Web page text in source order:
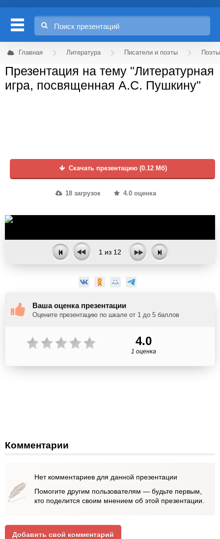
Главная Литература Писатели и поэты Поэты
Презентация на тему "Литературная
игра, посвященная А.С. Пушкину"
Скачать презентацию (0.12 Мб)
18 загрузок 4.0 оценка
1 из 12
Ваша оценка презентации
Оцените презентацию по шкале от 1 до 5 баллов
4.0
1 оценка
Комментарии
Нет комментариев для данной презентации
Помогите другим пользователям — будьте первым,
кто поделится своим мнением об этой презентации.
Добавить свой комментарий